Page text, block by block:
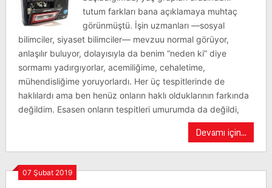
tutum farkları bana açıklamaya muhtaç
görünmüştü. İşin uzmanları —sosyal
bilimciler, siyaset bilimciler— mevzuu normal görüyor,
anlaşılır buluyor, dolayısıyla da benim “neden ki” diye
sormamı yadırgıyorlar, acemiliğime, cehaletime,
mühendisliğime yoruyorlardı. Her üç tespitlerinde de
haklılardı ama ben henüz onların haklı olduklarının farkında
değildim. Esasen onların tespitleri umurumda da değildi,
Devamı için...
07 Şubat 2019